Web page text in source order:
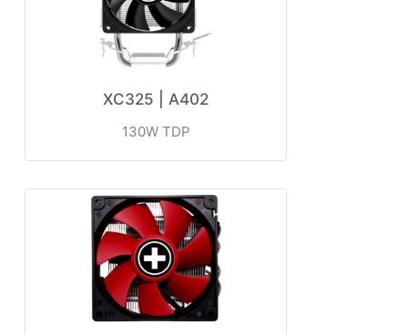
XC325 | A402
130W TDP